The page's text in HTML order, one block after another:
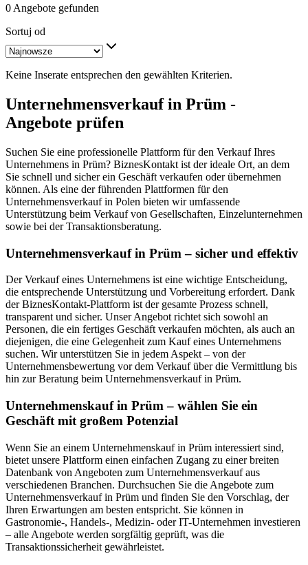
0 Angebote gefunden
Sortuj od
Keine Inserate entsprechen den gewählten Kriterien.
Unternehmensverkauf in Prüm -
Angebote prüfen
Suchen Sie eine professionelle Plattform für den Verkauf Ihres
Unternehmens in Prüm? BiznesKontakt ist der ideale Ort, an dem
Sie schnell und sicher ein Geschäft verkaufen oder übernehmen
können. Als eine der führenden Plattformen für den
Unternehmensverkauf in Polen bieten wir umfassende
Unterstützung beim Verkauf von Gesellschaften, Einzelunternehmen
sowie bei der Transaktionsberatung.
Unternehmensverkauf in Prüm – sicher und effektiv
Der Verkauf eines Unternehmens ist eine wichtige Entscheidung,
die entsprechende Unterstützung und Vorbereitung erfordert. Dank
der BiznesKontakt-Plattform ist der gesamte Prozess schnell,
transparent und sicher. Unser Angebot richtet sich sowohl an
Personen, die ein fertiges Geschäft verkaufen möchten, als auch an
diejenigen, die eine Gelegenheit zum Kauf eines Unternehmens
suchen. Wir unterstützen Sie in jedem Aspekt – von der
Unternehmensbewertung vor dem Verkauf über die Vermittlung bis
hin zur Beratung beim Unternehmensverkauf in Prüm.
Unternehmenskauf in Prüm – wählen Sie ein
Geschäft mit großem Potenzial
Wenn Sie an einem Unternehmenskauf in Prüm interessiert sind,
bietet unsere Plattform einen einfachen Zugang zu einer breiten
Datenbank von Angeboten zum Unternehmensverkauf aus
verschiedenen Branchen. Durchsuchen Sie die Angebote zum
Unternehmensverkauf in Prüm und finden Sie den Vorschlag, der
Ihren Erwartungen am besten entspricht. Sie können in
Gastronomie-, Handels-, Medizin- oder IT-Unternehmen investieren
– alle Angebote werden sorgfältig geprüft, was die
Transaktionssicherheit gewährleistet.